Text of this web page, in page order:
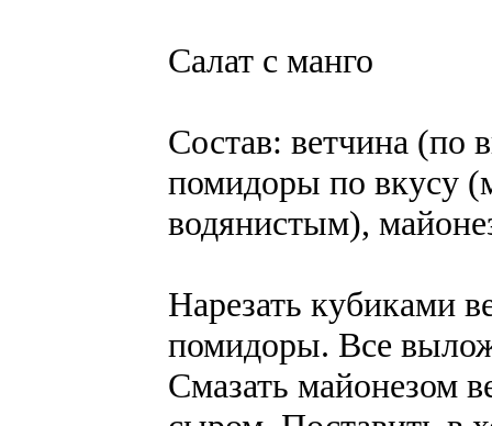
Салат с манго
Состав: ветчина (по
помидоры по вкусу
водянистым),
Нарезать кубиками
помидоры. Все
Смазать майонезом